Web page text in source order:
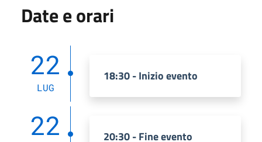
Date e orari
22
LUG
18:30 - Inizio evento
22 20:30 - Fine evento